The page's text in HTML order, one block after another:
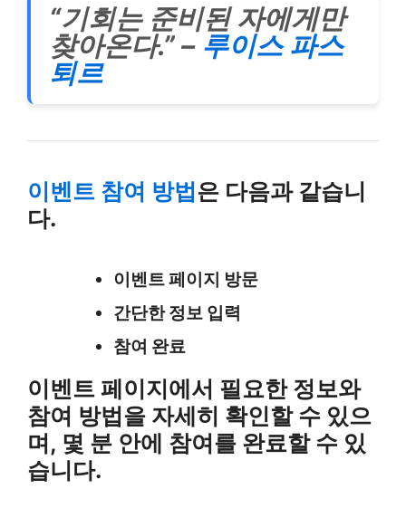
“기회는 준비된 자에게만
찾아온다.” – 루이스 파스
퇴르
이벤트 참여 방법은 다음과 같습니
다.
이벤트 페이지 방문
간단한 정보 입력
참여 완료
이벤트 페이지에서 필요한 정보와
참여 방법을 자세히 확인할 수 있으
며, 몇 분 안에 참여를 완료할 수 있
습니다.